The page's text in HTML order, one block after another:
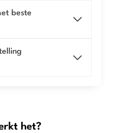
beste
het?